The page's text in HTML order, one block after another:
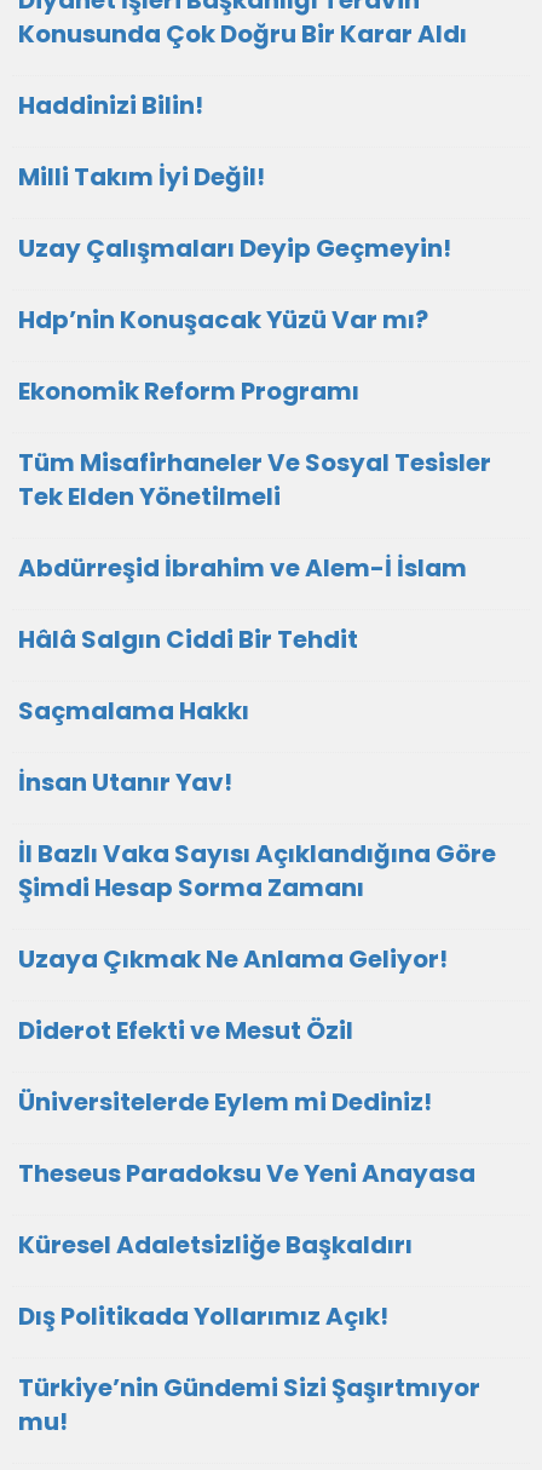
Konusunda Çok Doğru Bir Karar Aldı
Haddinizi Bilin!
Milli Takım İyi Değil!
Uzay Çalışmaları Deyip Geçmeyin!
Hdp’nin Konuşacak Yüzü Var mı?
Ekonomik Reform Programı
Tüm Misafirhaneler Ve Sosyal Tesisler
Tek Elden Yönetilmeli
Abdürreşid İbrahim ve Alem-İ İslam
Hâlâ Salgın Ciddi Bir Tehdit
Saçmalama Hakkı
İnsan Utanır Yav!
İl Bazlı Vaka Sayısı Açıklandığına Göre
Şimdi Hesap Sorma Zamanı
Uzaya Çıkmak Ne Anlama Geliyor!
Diderot Efekti ve Mesut Özil
Üniversitelerde Eylem mi Dediniz!
Theseus Paradoksu Ve Yeni Anayasa
Küresel Adaletsizliğe Başkaldırı
Dış Politikada Yollarımız Açık!
Türkiye’nin Gündemi Sizi Şaşırtmıyor
mu!